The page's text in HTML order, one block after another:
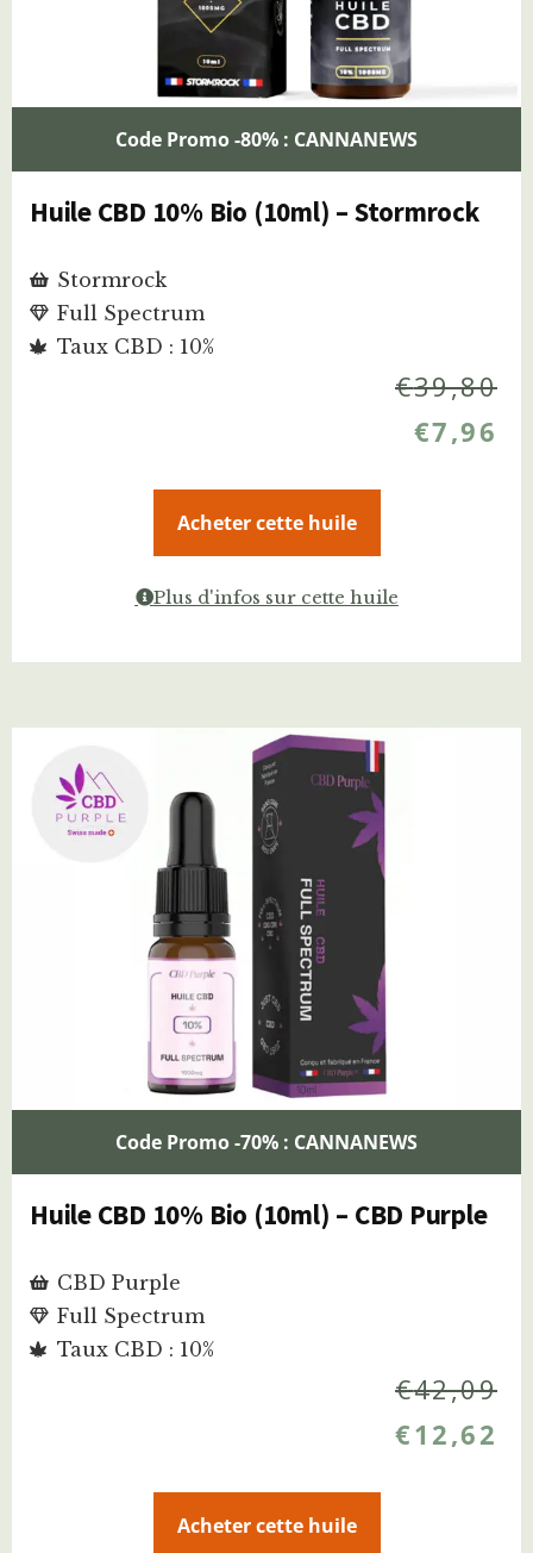
Code Promo -80% : CANNANEWS
Huile CBD 10% Bio (10ml) – Stormrock
Stormrock
Full Spectrum
Taux CBD : 10%
€39,80
€7,96
Acheter cette huile
Plus d'infos sur cette huile
Code Promo -70% : CANNANEWS
Huile CBD 10% Bio (10ml) – CBD Purple
CBD Purple
Full Spectrum
Taux CBD : 10%
€42,09
€12,62
Acheter cette huile